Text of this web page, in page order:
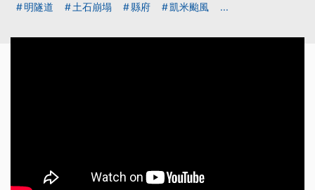
明隧道 土石崩塌 縣府 凱米颱風 ...